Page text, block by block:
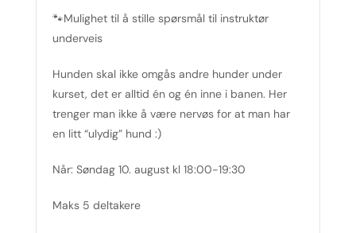
🐾Mulighet til å stille spørsmål til instruktør
underveis
Hunden skal ikke omgås andre hunder under
kurset, det er alltid én og én inne i banen. Her
trenger man ikke å være nervøs for at man har
en litt “ulydig” hund :)
Når: Søndag 10. august kl 18:00-19:30
Maks 5 deltakere